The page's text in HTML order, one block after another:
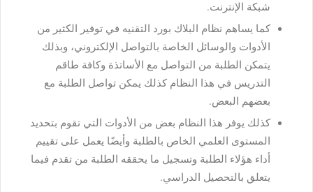
شبكة الإنترنت.
كما يساهم نظام البلاك بورد التقنيه في توفير الكثير من
الأدوات والوسائل الخاصة بالتواصل الإلكتروني، وبذلك
يتمكن الطلبة من التواصل مع الأساتذة وكافة طاقم
التدريس في هذا النظام كذلك يمكن تواصل الطلبة مع
بعضهم البعض.
كذلك يوفر هذا النظام بعض من الأدوات التي تقوم بتحديد
المستوى العلمي الخاص بالطلبة وأيضًا يعمل على تقييم
أداء هؤلاء الطلبة وتسجيل ما يحققه الطلبة من تقدم فيما
يتعلق بالتحصيل الدراسي.